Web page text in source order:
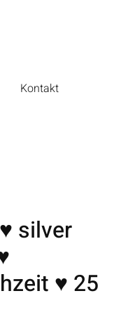
Kontakt
silver
♥ 25